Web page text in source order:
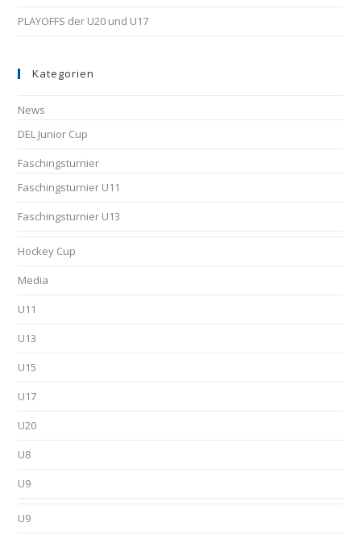
PLAYOFFS der U20 und U17
Kategorien
News
DEL Junior Cup
Faschingsturnier
Faschingsturnier U11
Faschingsturnier U13
Hockey Cup
Media
U11
U13
U15
U17
U20
U8
U9
U9